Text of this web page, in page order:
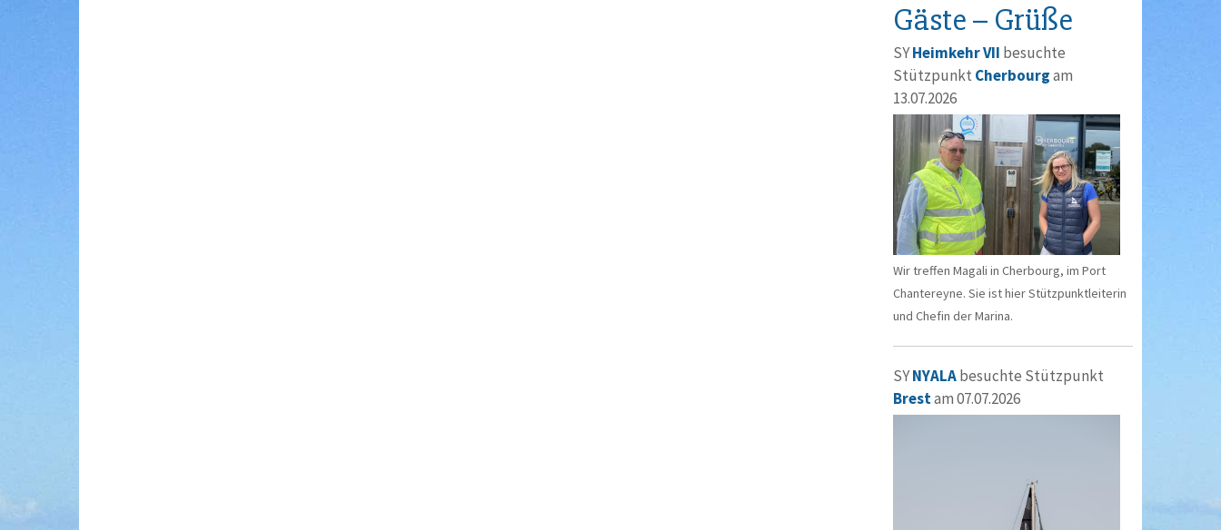
Gäste – Grüße
SYHeimkehr VII besuchte
Stützpunkt Cherbourgam
13.07.2026
Wir treffen Magali in Cherbourg, im Port
Chantereyne. Sie ist hier Stützpunktleiterin
und Chefin der Marina.
SYNYALAbesuchte Stützpunkt
Brestam 07.07.2026